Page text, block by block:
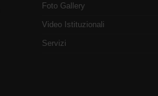
Foto Gallery
Video Istituzionali
Servizi